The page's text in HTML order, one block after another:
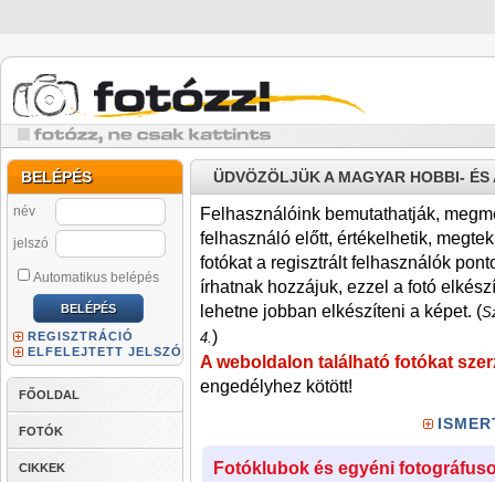
BELÉPÉS
név
jelszó
Automatikus belépés
REGISZTRÁCIÓ
ELFELEJTETT JELSZÓ
FŐOLDAL
FOTÓK
CIKKEK
ÜDVÖZÖLJÜK A MAGYAR HOBBI-
Felhasználóink bemutathatják,
felhasználó előtt, értékelhetik,
fotókat a regisztrált felhasználók
írhatnak hozzájuk, ezzel a fotó
lehetne jobban elkészíteni a képet. (
4.)
A weboldalon található fotókat
engedélyhez kötött!
Fotóklubok és egyéni